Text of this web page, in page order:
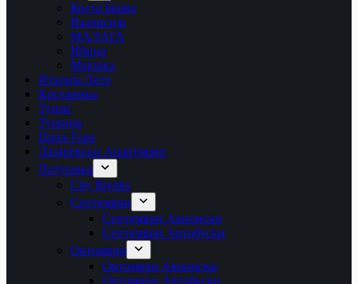
Коста Брава
Валенсија
МАЛАГА
Ибица
Мајорка
Италија Лето
Крстарења
Тунис
Турција
Црна Гора
Лазаревски Апартмани
Патувања
City Breaks
Септември
Септември Авионски
Септември Автобуски
Октомври
Октомври Авионски
Октомври Автобуски